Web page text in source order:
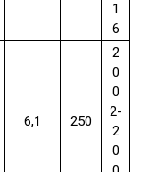
1
6
6,1 250
2
0
0
2-
2
0